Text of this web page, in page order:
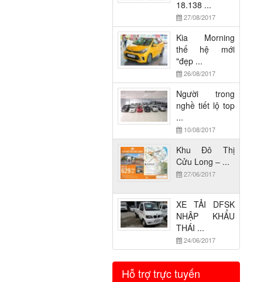
18.138 ...
27/08/2017
Kia Morning
thế hệ mới
"đẹp ...
26/08/2017
Người trong
nghề tiết lộ top
...
10/08/2017
Khu Đô Thị
Cửu Long – ...
27/06/2017
XE TẢI DFSK
NHẬP KHẨU
THÁI ...
24/06/2017
Hỗ trợ trực tuyến